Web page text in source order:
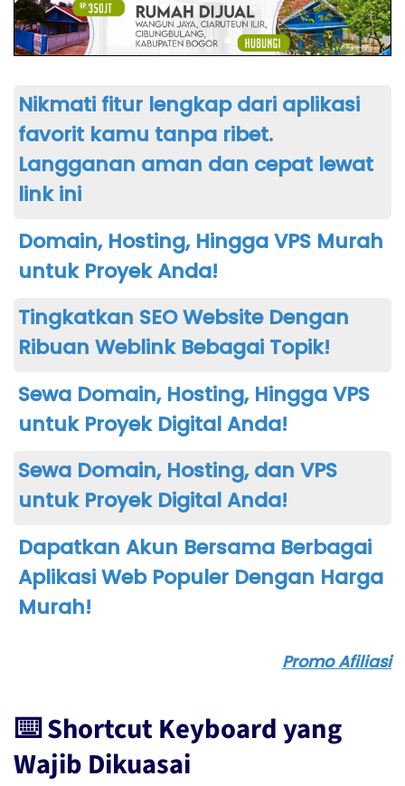
Nikmati fitur lengkap dari aplikasi
favorit kamu tanpa ribet.
Langganan aman dan cepat lewat
link ini
Domain, Hosting, Hingga VPS Murah
untuk Proyek Anda!
Tingkatkan SEO Website Dengan
Ribuan Weblink Bebagai Topik!
Sewa Domain, Hosting, Hingga VPS
untuk Proyek Digital Anda!
Sewa Domain, Hosting, dan VPS
untuk Proyek Digital Anda!
Dapatkan Akun Bersama Berbagai
Aplikasi Web Populer Dengan Harga
Murah!
Promo Afiliasi
⌨️ Shortcut Keyboard yang
Wajib Dikuasai